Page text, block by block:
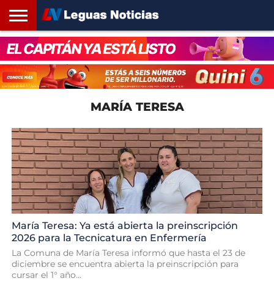
INICIO
SANTA
FE
ROSARIO24
REGIONES
ARGENTINA
OPINIÓN
CONTACTO
MARÍA TERESA
María Teresa: Ya está abierta la preinscripción
2026 para la Tecnicatura en Enfermería
La Comuna de María Teresa informó que hasta el 23 de
diciembre se encuentra abierta la preinscripción para
cursar el 1° año...